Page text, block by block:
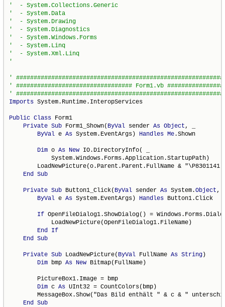
Imports System.Runtime.InteropServices
Public Class Form1
Private Sub Form1_Shown( ByVal sender As Object, _
ByVal e As System.EventArgs) Handles Me.Shown
Dim o As New IO.DirectoryInfo( _
            System.Windows.Forms.Application.StartupPath)
LoadNewPicture(o.Parent.Parent.FullName &
End Sub
Private Sub Button1_Click( ByVal sender As System.Object,
ByVal e As System.EventArgs) Handles Button1.Click
If OpenFileDialog1.ShowDialog() =
            LoadNewPicture(OpenFileDialog1.FileName)
End If
End Sub
Private Sub LoadNewPicture( ByVal FullName As String)
Dim bmp As New Bitmap(FullName)
        PictureBox1.Image = bmp
Dim c As UInt32 = CountColors(bmp)
MessageBox.Show("Das Bild enthält " & c & "
End Sub